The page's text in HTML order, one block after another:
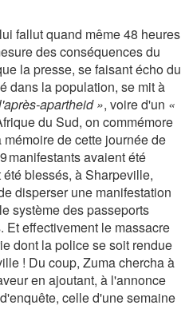
fallut quand même 48 heures
des conséquences du
la presse, se faisant écho du
dans la population, se mit à
apartheid », voire d'un «
du Sud, on commémore
de cette journée de
manifestants avaient été
blessés, à Sharpeville,
disperser une manifestation
système des passeports
Et effectivement le massacre
dont la police se soit rendue
! Du coup, Zuma chercha à
en ajoutant, à l'annonce
celle d'une semaine